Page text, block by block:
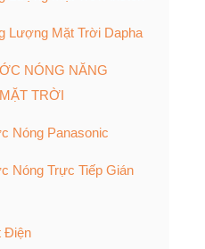
Lượng Mặt Trời Dapha
NÓNG NĂNG
TRỜI
Nóng Panasonic
Nóng Trực Tiếp Gián
Điện